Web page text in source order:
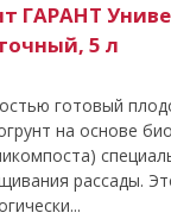
ГАРАНТ
5 л
готовый
на основе
рассады.